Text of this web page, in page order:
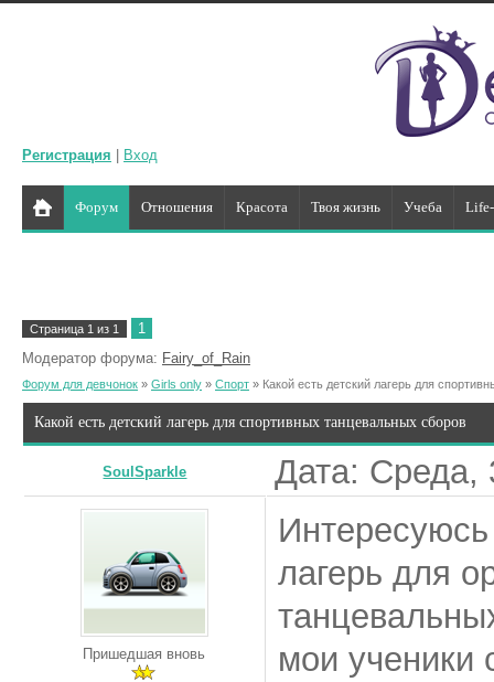
Регистрация Вход
Форум Отношения Красота Твоя жизнь Учеба
Страница 1 из 1
1
Модератор форума: Fairy_of_Rain
Форум для девчонок » Girls only » Спорт » Какой есть детский лагерь для
Какой есть детский лагерь для спортивных танцевальных сборов
SoulSparkle Дата:
Пришедшая вновь
лагерь для
мои ученики